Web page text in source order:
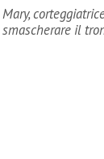
Mary,
smascherare il